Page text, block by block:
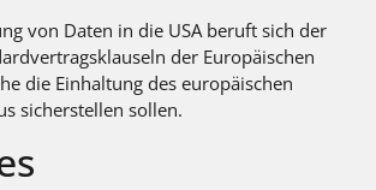
von Daten in die USA beruft sich der
der Europäischen
die Einhaltung des europäischen
sicherstellen sollen.